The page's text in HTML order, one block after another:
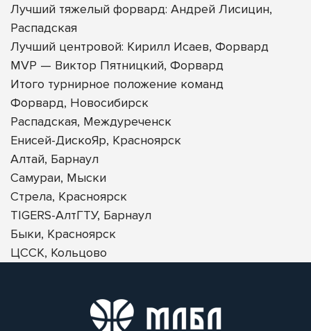
Лучший тяжелый форвард: Андрей Лисицин,
Распадская
Лучший центровой: Кирилл Исаев, Форвард
MVP — Виктор Пятницкий, Форвард
Итого турнирное положение команд
Форвард, Новосибирск
Распадская, Междуреченск
Енисей-ДискоЯр, Красноярск
Алтай, Барнаул
Самураи, Мыски
Стрела, Красноярск
TIGERS-АлтГТУ, Барнаул
Быки, Красноярск
ЦССК, Кольцово